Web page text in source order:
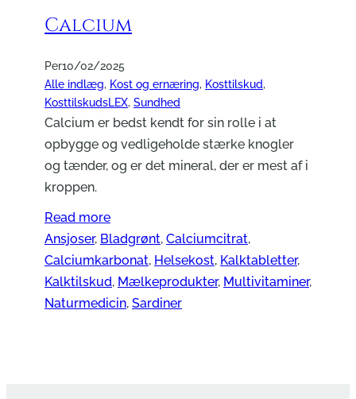
Calcium
Per10/02/2025
Alle indlæg, Kost og ernæring, Kosttilskud
KosttilskudsLEX, Sundhed
Calcium er bedst kendt for sin rolle i at
opbygge og vedligeholde stærke knogler
og tænder, og er det mineral, der er mest af i
kroppen.
Read more
Ansjoser, Bladgrønt, Calciumcitrat
Calciumkarbonat, Helsekost, Kalktabletter
Kalktilskud, Mælkeprodukter, Multivitaminer
Naturmedicin, Sardiner